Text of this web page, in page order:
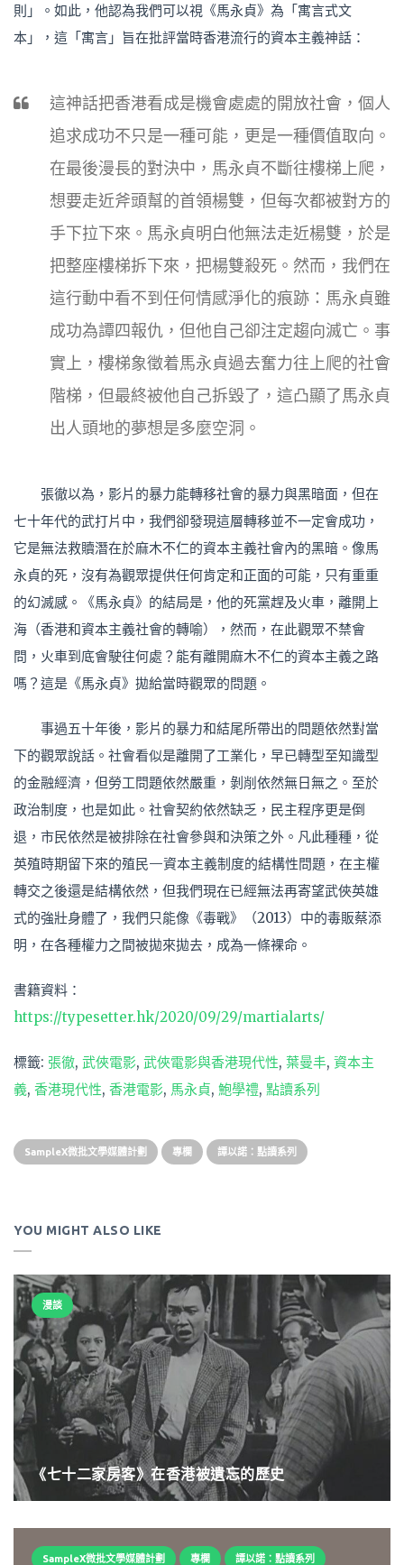
則」。如此，他認為我們可以視《馬永貞》為「寓言式文
本」，這「寓言」旨在批評當時香港流行的資本主義神話：
這神話把香港看成是機會處處的開放社會，個人
追求成功不只是一種可能，更是一種價值取向。
在最後漫長的對決中，馬永貞不斷往樓梯上爬，
想要走近斧頭幫的首領楊雙，但每次都被對方的
手下拉下來。馬永貞明白他無法走近楊雙，於是
把整座樓梯拆下來，把楊雙殺死。然而，我們在
這行動中看不到任何情感淨化的痕跡：馬永貞雖
成功為譚四報仇，但他自己卻注定趨向滅亡。事
實上，樓梯象徵着馬永貞過去奮力往上爬的社會
階梯，但最終被他自己拆毀了，這凸顯了馬永貞
出人頭地的夢想是多麼空洞。
張徹以為，影片的暴力能轉移社會的暴力與黑暗面，但在
七十年代的武打片中，我們卻發現這層轉移並不一定會成功，
它是無法救贖潛在於麻木不仁的資本主義社會內的黑暗。像馬
永貞的死，沒有為觀眾提供任何肯定和正面的可能，只有重重
的幻滅感。《馬永貞》的結局是，他的死黨趕及火車，離開上
海（香港和資本主義社會的轉喻），然而，在此觀眾不禁會
問，火車到底會駛往何處？能有離開麻木不仁的資本主義之路
嗎？這是《馬永貞》拋給當時觀眾的問題。
事過五十年後，影片的暴力和結尾所帶出的問題依然對當
下的觀眾說話。社會看似是離開了工業化，早已轉型至知識型
的金融經濟，但勞工問題依然嚴重，剝削依然無日無之。至於
政治制度，也是如此。社會契約依然缺乏，民主程序更是倒
退，市民依然是被排除在社會參與和決策之外。凡此種種，從
英殖時期留下來的殖民—資本主義制度的結構性問題，在主權
轉交之後還是結構依然，但我們現在已經無法再寄望武俠英雄
式的強壯身體了，我們只能像《毒戰》（2013）中的毒販蔡添
明，在各種權力之間被拋來拋去，成為一條裸命。
書籍資料：
https://typesetter.hk/2020/09/29/martialarts/
標籤: 張徹, 武俠電影, 武俠電影與香港現代性, 葉曼丰, 資本主
義, 香港現代性, 香港電影, 馬永貞, 鮑學禮, 點讀系列
SampleX微批文學媒體計劃 專欄 譚以諾：點讀系列
YOU MIGHT ALSO LIKE
漫談
《七十二家房客》在香港被遺忘的歷史
SampleX微批文學媒體計劃 專欄 譚以諾：點讀系列